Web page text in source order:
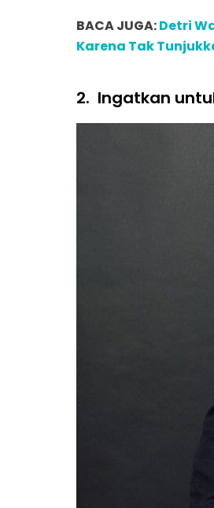
BACA JUGA:Detri
Karena Tak
2. Ingatkan